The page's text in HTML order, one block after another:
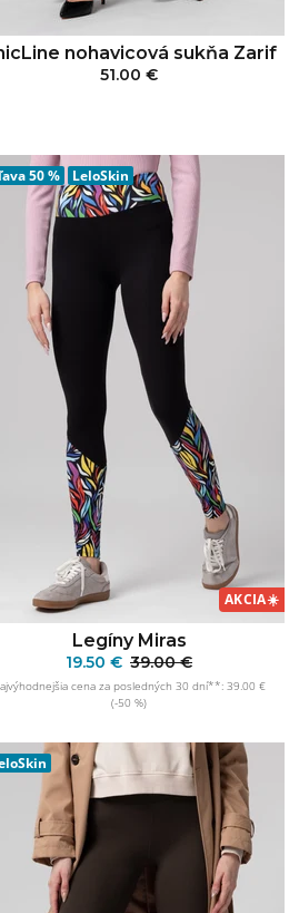
nohavicová sukňa Zarif
51.00 €
50 % LeloSkin
AKCIA☀️
Legíny Miras
19.50 € 39.00 €
cena za posledných 30 dní**: 39.00 €
(-50 %)
PRIDAŤ DO KOŠÍKA